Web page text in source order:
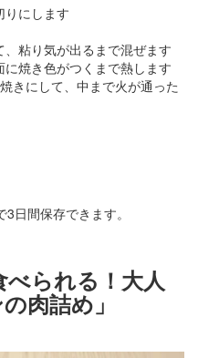
りにします
粘り気が出るまで混ぜます
焼き色がつくまで熱します
きにして、中まで火が通った
日間保存できます。
られる！大人
肉詰め」